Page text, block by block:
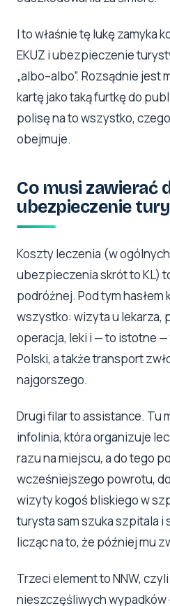
I to właśnie tę lukę zamyka
EKUZ i ubezpieczenie
„albo–albo”. Rozsądnie jest
kartę jako taką furtkę do
polisę na to wszystko,
obejmuje.
Co musi zawierać
ubezpieczenie
Koszty leczenia (w
ubezpieczenia skrót to KL)
podróżnej. Pod tym hasłem
wszystko: wizyta u lekarza,
operacja, leki i — to istotne
Polski, a także transport
najgorszego.
Drugi filar to assistance. Tu
infolinia, która organizuje
razu na miejscu, a do tego
wcześniejszego powrotu,
wizyty kogoś bliskiego w
turysta sam szuka szpitala i
licząc na to, że później mu
Trzeci element to NNW,
nieszczęśliwych wypadków